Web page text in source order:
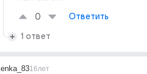
0 Ответить
1 ответ
enka_8316лет